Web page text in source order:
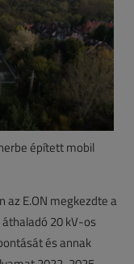
épített mobil
az E.ON megkezdte a
20 kV-os
és annak